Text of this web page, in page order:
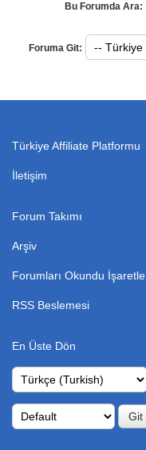
Bu Forumda Ara:
Foruma Git:
Türkiye Affiliate Platformu
İletişim
Forum Takımı
Arşiv
Forumları Okundu İşaretle
RSS Beslemesi
En Üste Dön